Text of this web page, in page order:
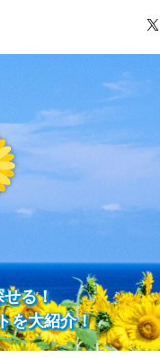
る！
を大紹介！